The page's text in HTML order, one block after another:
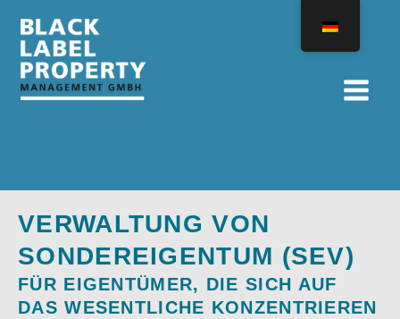
Inhalt
springen
VERWALTUNG VON
SONDEREIGENTUM (SEV)
FÜR EIGENTÜMER, DIE SICH AUF
DAS WESENTLICHE KONZENTRIEREN